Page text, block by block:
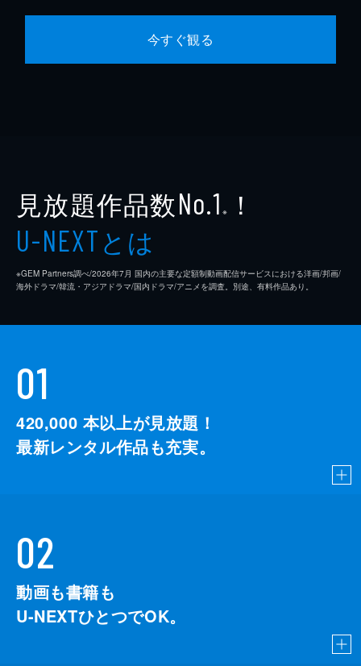
今すぐ観る
見放題作品数No.1 ※ ！
U-NEXTとは
※GEM Partners調べ/2026年7⽉ 国内の主要な定額制動画配信サービスにおける洋画/邦画/
海外ドラマ/韓流・アジアドラマ/国内ドラマ/アニメを調査。別途、有料作品あり。
01
420,000 本以上が見放題！
最新レンタル作品も充実。
02
動画も書籍も
U-NEXTひとつでOK。